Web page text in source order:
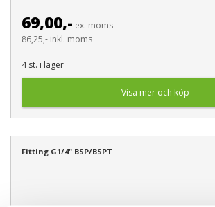
69,00,- ex. moms
86,25,- inkl. moms
4 st. i lager
Visa mer och köp
Fitting G1/4" BSP/BSPT